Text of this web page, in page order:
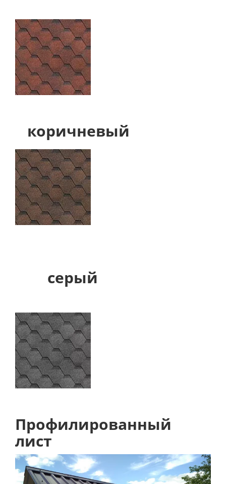
коричневый
серый
Профилированный
лист